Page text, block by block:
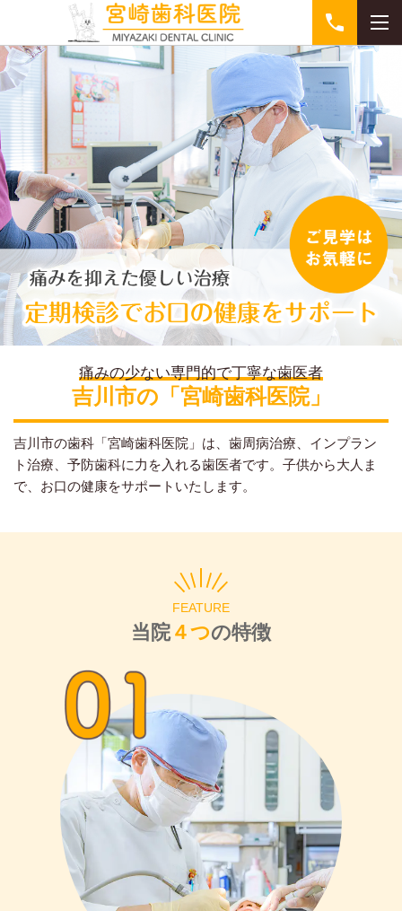
痛みの少ない専門的で丁寧な歯医者
吉川市の「宮崎歯科医院」
吉川市の歯科「宮崎歯科医院」は、歯周病治療、インプラン
ト治療、予防歯科に力を入れる歯医者です。子供から大人ま
で、お口の健康をサポートいたします。
FEATURE
当院４つの特徴